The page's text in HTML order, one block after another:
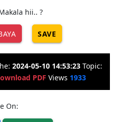
hii.. ?
SAVE
2024-05-10 14:53:23 Topic:
PDF Views 1933
On: